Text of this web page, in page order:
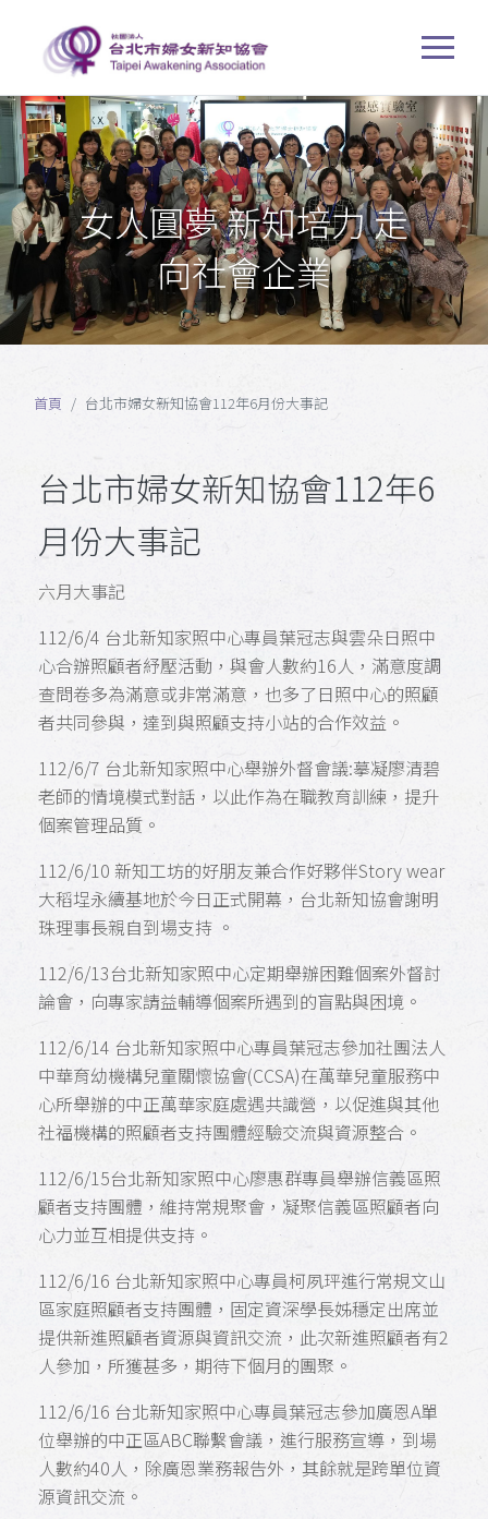
女人圓夢 新知培力 走
向社會企業
首頁 台北市婦女新知協會112年6月份大事記
台北市婦女新知協會112年6
月份大事記
六月大事記
112/6/4 台北新知家照中心專員葉冠志與雲朵日照中
心合辦照顧者紓壓活動，與會人數約16人，滿意度調
查問卷多為滿意或非常滿意，也多了日照中心的照顧
者共同參與，達到與照顧支持小站的合作效益。
112/6/7 台北新知家照中心舉辦外督會議:摹凝廖清碧
老師的情境模式對話，以此作為在職教育訓練，提升
個案管理品質。
112/6/10 新知工坊的好朋友兼合作好夥伴Story wear
大稻埕永續基地於今日正式開幕， 台北新知協會謝明
珠理事長親自到場支持 。
112/6/13台北新知家照中心定期舉辦困難個案外督討
論會，向專家請益輔導個案所遇到的盲點與困境。
112/6/14 台北新知家照中心專員葉冠志參加社團法人
中華育幼機構兒童關懷協會(CCSA)在萬華兒童服務中
心所舉辦的中正萬華家庭處遇共識營，以促進與其他
社福機構的照顧者支持團體經驗交流與資源整合。
112/6/15台北新知家照中心廖惠群專員舉辦信義區照
顧者支持團體，維持常規聚會，凝聚信義區照顧者向
心力並互相提供支持。
112/6/16 台北新知家照中心專員柯夙玶進行常規文山
區家庭照顧者支持團體，固定資深學長姊穩定出席並
提供新進照顧者資源與資訊交流，此次新進照顧者有2
人參加，所獲甚多，期待下個月的團聚。
112/6/16 台北新知家照中心專員葉冠志參加廣恩A單
位舉辦的中正區ABC聯繫會議，進行服務宣導，到場
人數約40人，除廣恩業務報告外，其餘就是跨單位資
源資訊交流。